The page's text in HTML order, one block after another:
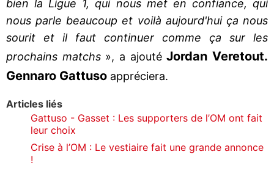
bien la Ligue 1, qui nous met en confiance, qui
nous parle beaucoup et voilà aujourd'hui ça nous
sourit et il faut continuer comme ça sur les
prochains matchs», a ajoutéJordan Veretout.
Gennaro Gattuso appréciera.
Articles liés
Gattuso - Gasset : Les supporters de l’OM ont fait
leur choix
Crise à l’OM : Le vestiaire fait une grande annonce
!